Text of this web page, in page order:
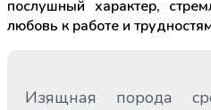
послушный характер,
любовь к работе и
Изящная порода